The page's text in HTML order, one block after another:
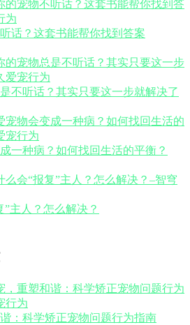
话？这套书能帮你找到答案
不听话？其实只要这一步就解决了
一种病？如何找回生活的平衡？
主人？怎么解决？
：科学矫正宠物问题行为指南